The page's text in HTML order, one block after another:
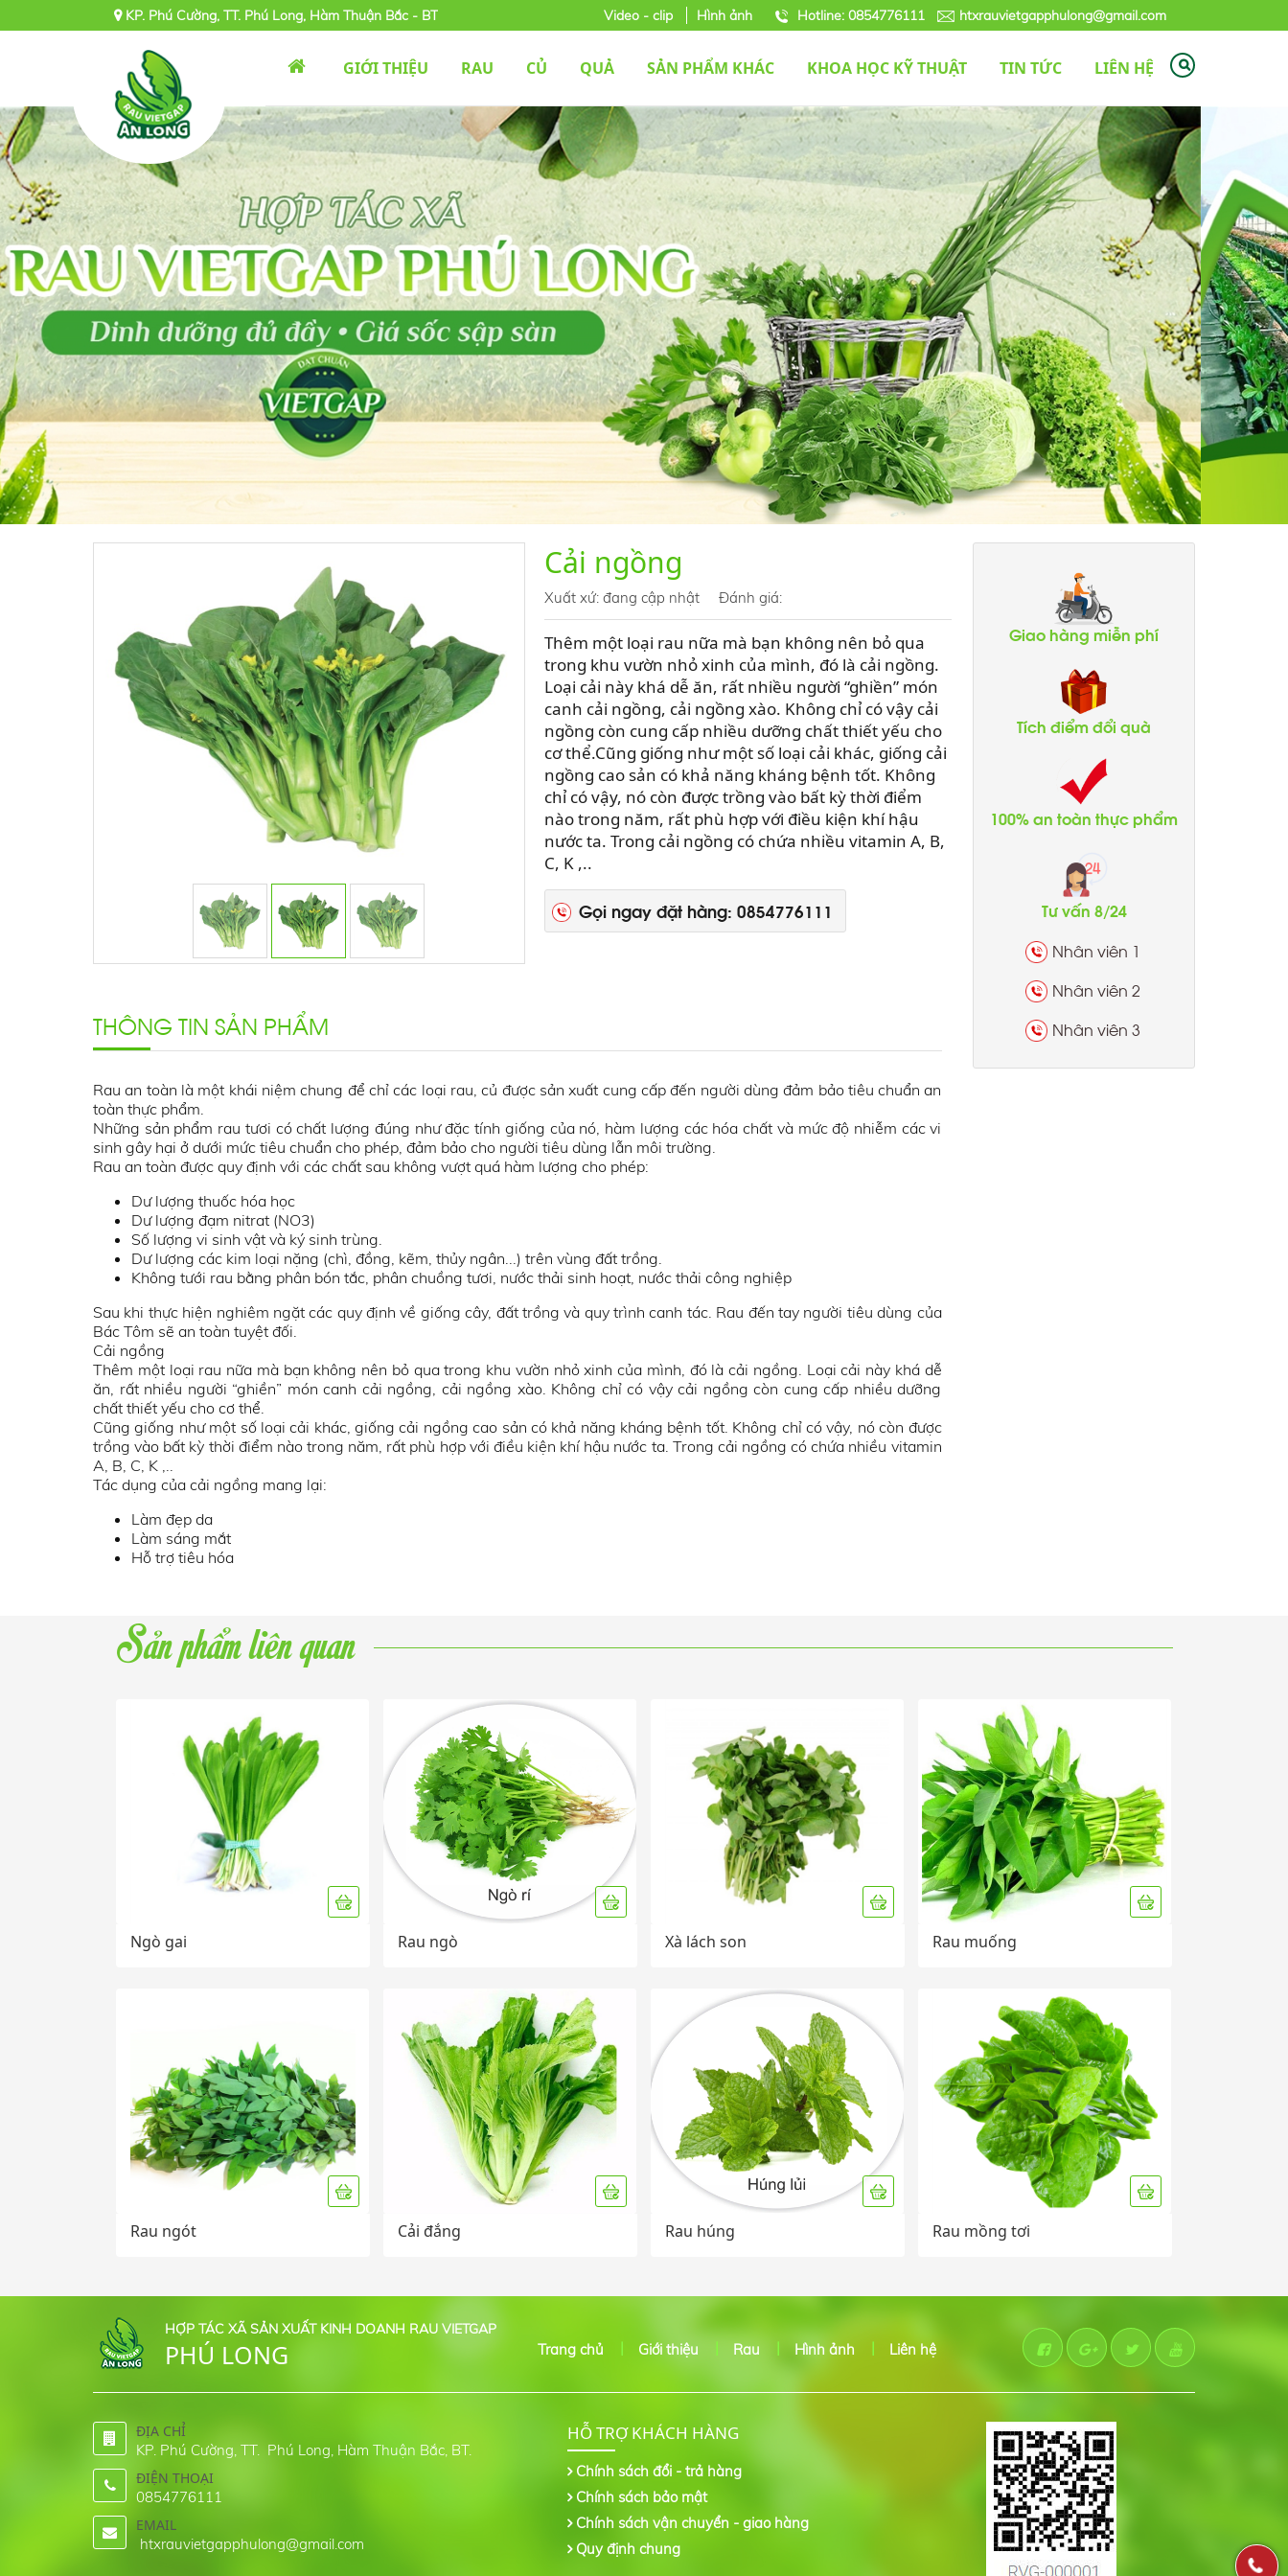
KP. Phú Cường, TT. Phú Long, Hàm Thuận Bắc - BT Video - clip Hình ảnh Hotline: 0854776111 htxrauvietgapphulong@gmail.com
GIỚI THIỆU RAU CỦ QUẢ SẢN PHẨM KHÁC KHOA HỌC KỸ THUẬT TIN TỨC LIÊN HỆ
Cải ngồng
Xuất xứ: đang cập nhật Đánh giá:
Thêm một loại rau nữa mà bạn không nên bỏ qua
trong khu vườn nhỏ xinh của mình, đó là cải ngồng.
Loại cải này khá dễ ăn, rất nhiều người “ghiền” món
canh cải ngồng, cải ngồng xào. Không chỉ có vậy cải
ngồng còn cung cấp nhiều dưỡng chất thiết yếu cho
cơ thể.Cũng giống như một số loại cải khác, giống cải
ngồng cao sản có khả năng kháng bệnh tốt. Không
chỉ có vậy, nó còn được trồng vào bất kỳ thời điểm
nào trong năm, rất phù hợp với điều kiện khí hậu
nước ta. Trong cải ngồng có chứa nhiều vitamin A, B,
C, K ,..
Gọi ngay đặt hàng: 0854776111
Giao hàng miễn phí
Tích điểm đổi quà
100% an toàn thực phẩm
Tư vấn 8/24
Nhân viên 1
Nhân viên 2
Nhân viên 3
THÔNG TIN SẢN PHẨM
Rau an toàn là một khái niệm chung để chỉ các loại rau, củ được sản xuất cung cấp đến người dùng đảm bảo tiêu chuẩn an
toàn thực phẩm.
Những sản phẩm rau tươi có chất lượng đúng như đặc tính giống của nó, hàm lượng các hóa chất và mức độ nhiễm các vi
sinh gây hại ở dưới mức tiêu chuẩn cho phép, đảm bảo cho người tiêu dùng lẫn môi trường.
Rau an toàn được quy định với các chất sau không vượt quá hàm lượng cho phép:
Dư lượng thuốc hóa học
Dư lượng đạm nitrat (NO3)
Số lượng vi sinh vật và ký sinh trùng.
Dư lượng các kim loại nặng (chì, đồng, kẽm, thủy ngân...) trên vùng đất trồng.
Không tưới rau bằng phân bón tắc, phân chuồng tươi, nước thải sinh hoạt, nước thải công nghiệp
Sau khi thực hiện nghiêm ngặt các quy định về giống cây, đất trồng và quy trình canh tác. Rau đến tay người tiêu dùng của
Bác Tôm sẽ an toàn tuyệt đối.
Cải ngồng
Thêm một loại rau nữa mà bạn không nên bỏ qua trong khu vườn nhỏ xinh của mình, đó là cải ngồng. Loại cải này khá dễ
ăn, rất nhiều người “ghiền” món canh cải ngồng, cải ngồng xào. Không chỉ có vậy cải ngồng còn cung cấp nhiều dưỡng
chất thiết yếu cho cơ thể.
Cũng giống như một số loại cải khác, giống cải ngồng cao sản có khả năng kháng bệnh tốt. Không chỉ có vậy, nó còn được
trồng vào bất kỳ thời điểm nào trong năm, rất phù hợp với điều kiện khí hậu nước ta. Trong cải ngồng có chứa nhiều vitamin
A, B, C, K ,..
Tác dụng của cải ngồng mang lại:
Làm đẹp da
Làm sáng mắt
Hỗ trợ tiêu hóa
Sản phẩm liên quan
Ngò gai Rau ngò Xà lách son Rau muống
Rau ngót Cải đắng Rau húng Rau mồng tơi
HỢP TÁC XÃ SẢN XUẤT KINH DOANH RAU VIETGAP
PHÚ LONG Trang chủ Giới thiệu Rau Hình ảnh Liên hệ
ĐỊA CHỈ
KP. Phú Cường, TT. Phú Long, Hàm Thuận Bắc, BT.
ĐIỆN THOẠI
0854776111
EMAIL
htxrauvietgapphulong@gmail.com
HỖ TRỢ KHÁCH HÀNG
Chính sách đổi - trả hàng
Chính sách bảo mật
Chính sách vận chuyển - giao hàng
Quy định chung